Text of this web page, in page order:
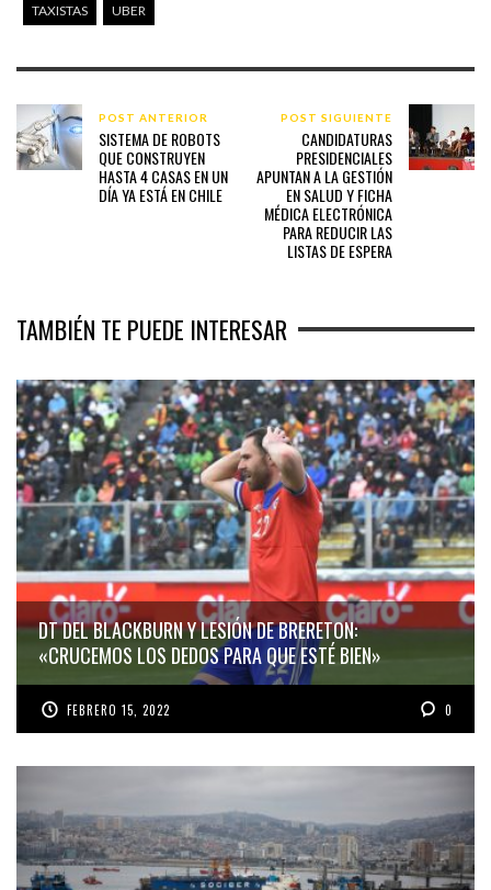
TAXISTAS
UBER
POST ANTERIOR
SISTEMA DE ROBOTS
QUE CONSTRUYEN
HASTA 4 CASAS EN UN
DÍA YA ESTÁ EN CHILE
POST SIGUIENTE
CANDIDATURAS
PRESIDENCIALES
APUNTAN A LA GESTIÓN
EN SALUD Y FICHA
MÉDICA ELECTRÓNICA
PARA REDUCIR LAS
LISTAS DE ESPERA
TAMBIÉN TE PUEDE INTERESAR
DT DEL BLACKBURN Y LESIÓN DE BRERETON:
«CRUCEMOS LOS DEDOS PARA QUE ESTÉ BIEN»
FEBRERO 15, 2022 0